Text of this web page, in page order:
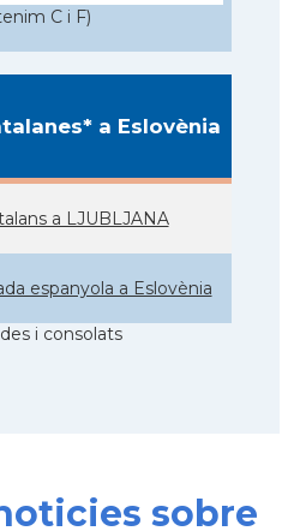
C i F)
a Eslovènia
a LJUBLJANA
espanyola a Eslovènia
i consolats
sobre